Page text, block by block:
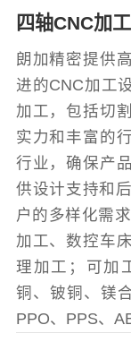
四轴CNC加
朗加精密提供
进的CNC加工
加工，包括切
实力和丰富的
行业，确保产
供设计支持和
户的多样化需
加工、数控车
理加工；可加
铜、铍铜、镁
PPO、PPS、